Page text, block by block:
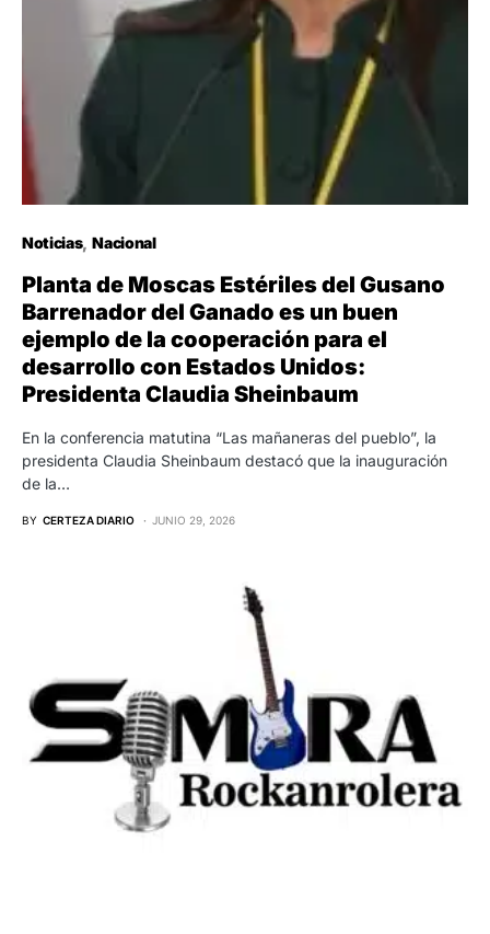
Noticias Nacional
Planta de Moscas Estériles del Gusano
Barrenador del Ganado es un buen
ejemplo de la cooperación para el
desarrollo con Estados Unidos:
Presidenta Claudia Sheinbaum
En la conferencia matutina “Las mañaneras del pueblo”, la
presidenta Claudia Sheinbaum destacó que la inauguración
de la…
BY CERTEZA DIARIO JUNIO 29, 2026